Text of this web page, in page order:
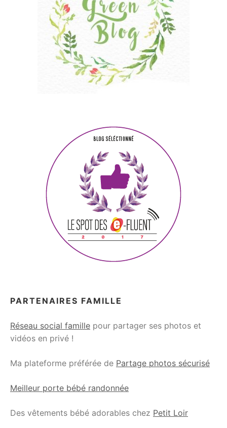
PARTENAIRES FAMILLE
Réseau social famille pour partager ses photos et
vidéos en privé !
Ma plateforme préférée de Partage photos sécurisé
Meilleur porte bébé randonnée
Des vêtements bébé adorables chez Petit Loir